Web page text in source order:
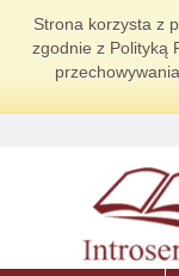
Strona korzysta z
zgodnie z Polityką